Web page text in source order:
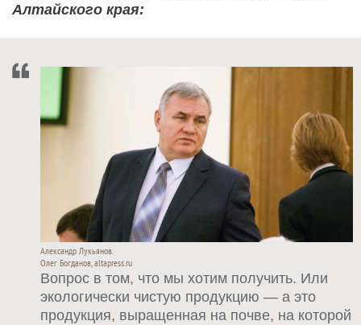
Алтайского края:
Александр Лукьянов.
Олег Богданов, altapress.ru
Вопрос в том, что мы хотим получить. Или
экологически чистую продукцию — а это
продукция, выращенная на почве, на которой